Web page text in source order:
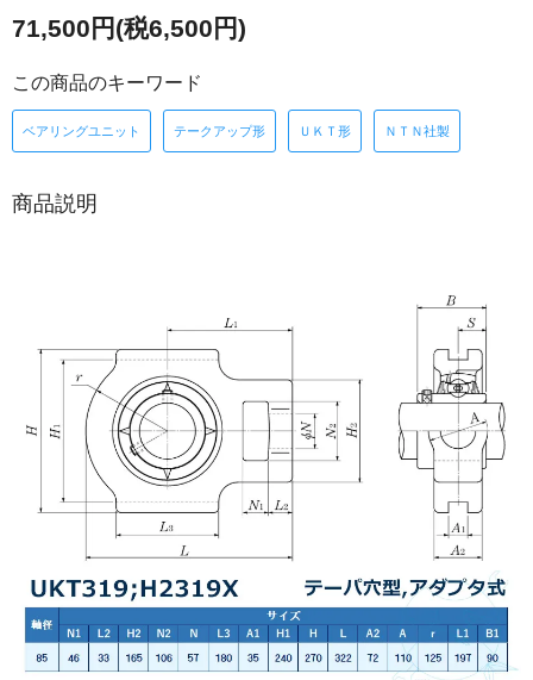
71,500円(税6,500円)
この商品のキーワード
ベアリングユニット テークアップ形 ＵＫＴ形 ＮＴＮ社製
商品説明